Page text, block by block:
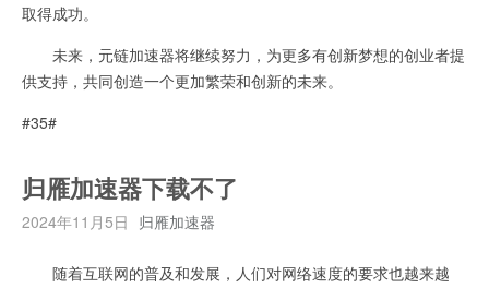
取得成功。
未来，元链加速器将继续努力，为更多有创新梦想的创业者提
供支持，共同创造一个更加繁荣和创新的未来。
#35#
归雁加速器下载不了
2024年11月5日 归雁加速器
随着互联网的普及和发展，人们对网络速度的要求也越来越